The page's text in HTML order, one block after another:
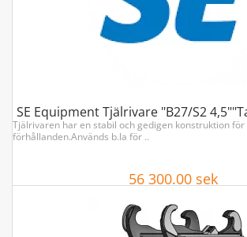
SE Equipment Tjälrivare "B27/S2
Tjälrivaren har en stabil och gedigen konstruktion
förhållanden.Används b.la för ..
56 300.00 sek